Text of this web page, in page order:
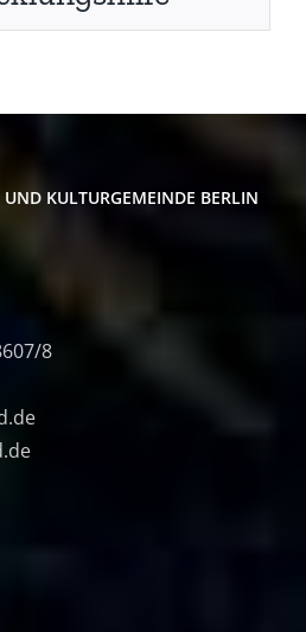
KULTURGEMEINDE BERLIN
8